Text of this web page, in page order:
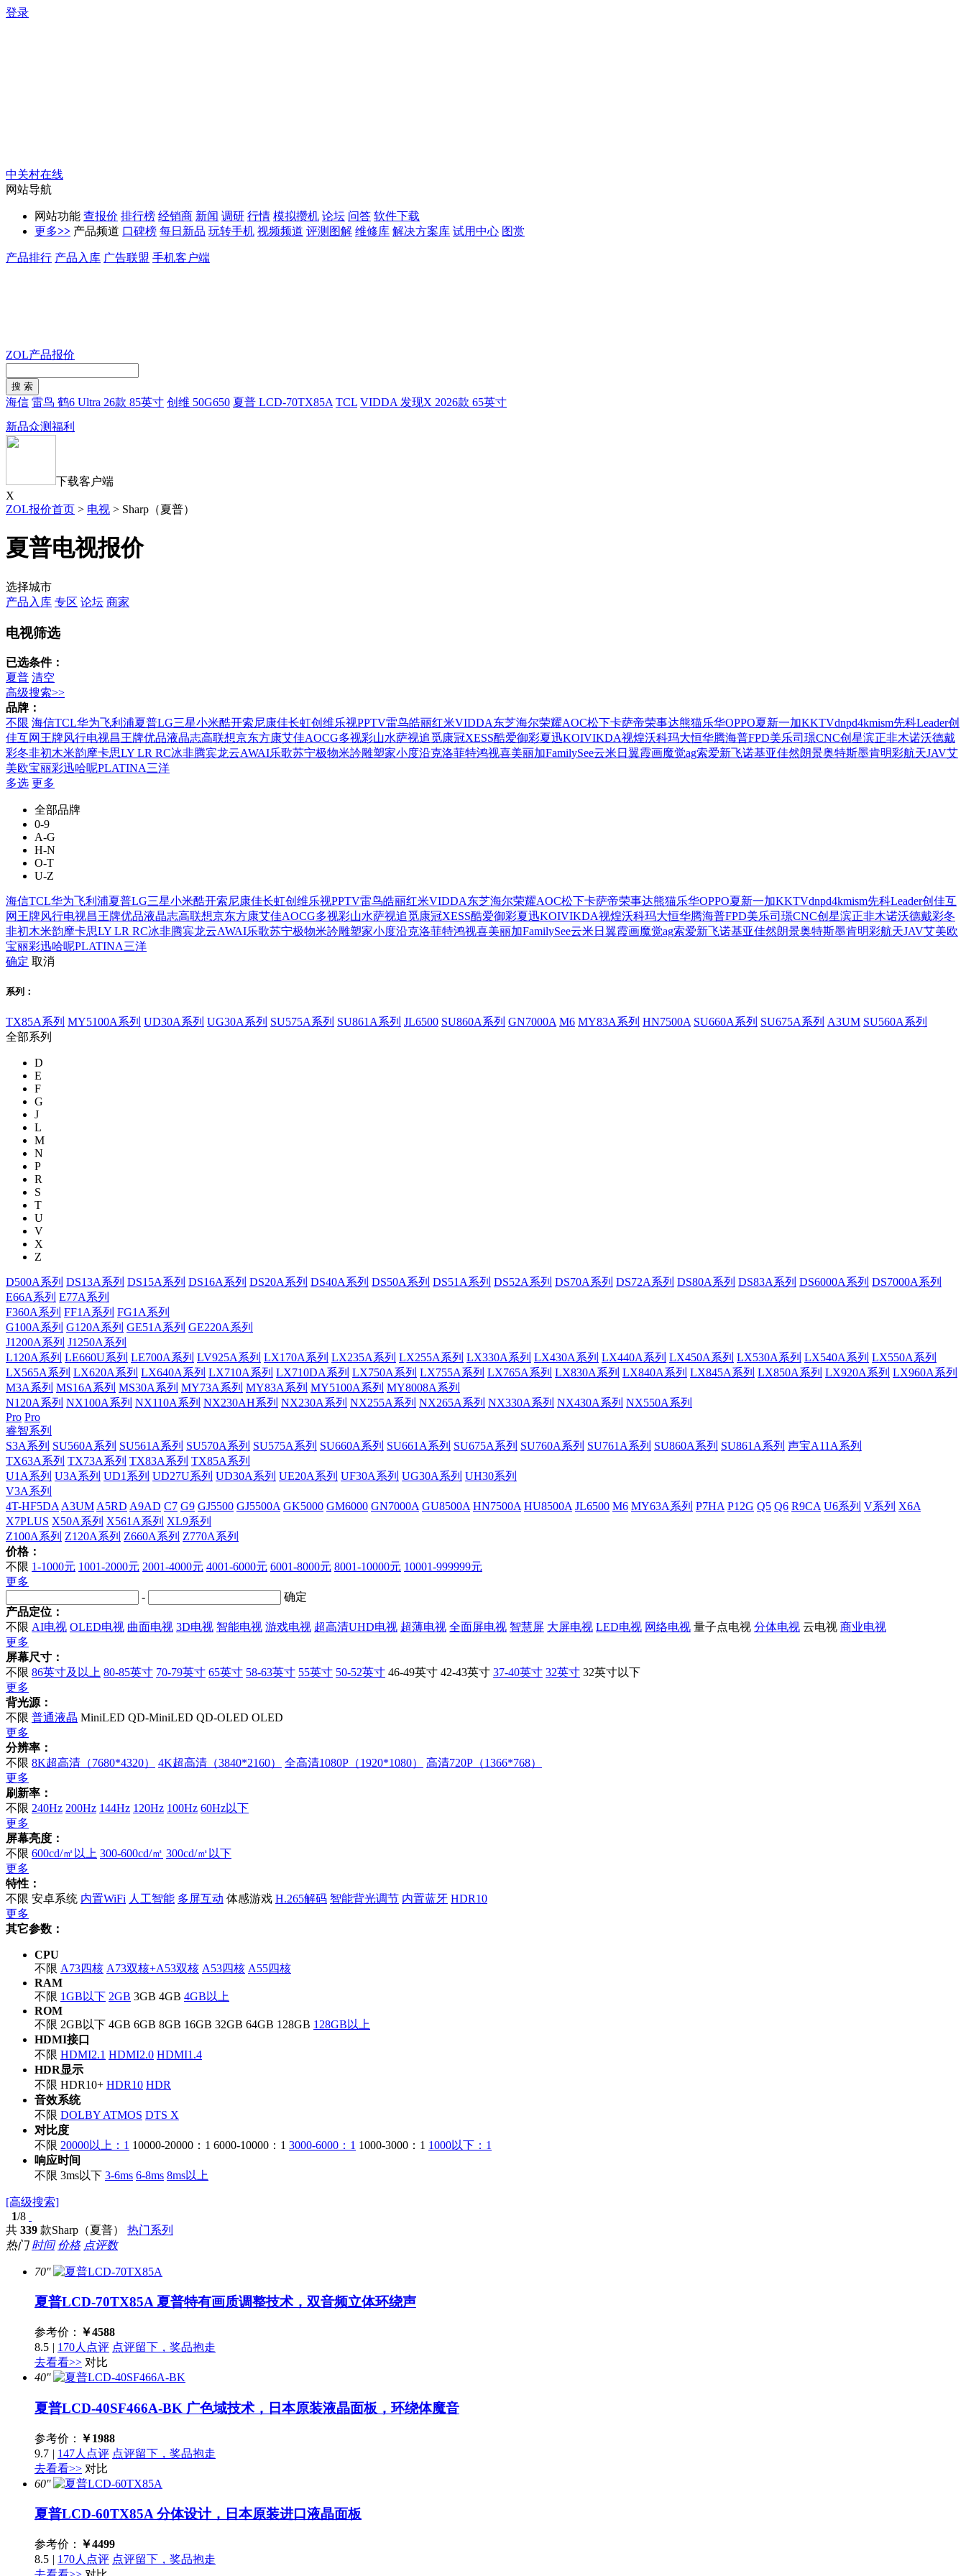
登录
中关村在线
网站导航
网站功能 查报价 排行榜 经销商 新闻 调研 行情 模拟攒机 论坛 问答 软件下载
更多>> 产品频道 口碑榜 每日新品 玩转手机 视频频道 评测图解 维修库 解决方案库 试用中心 图赏
产品排行 产品入库 广告联盟 手机客户端
ZOL产品报价
海信 雷鸟 鹤6 Ultra 26款 85英寸 创维 50G650 夏普 LCD-70TX85A TCL VIDDA 发现X 2026款 65英寸
新品众测福利
下载客户端
X
ZOL报价首页 > 电视 > Sharp（夏普）
夏普电视报价
选择城市
产品入库 专区 论坛 商家
电视筛选
已选条件：
夏普 清空
高级搜索>>
品牌：
不限 海信TCL华为飞利浦夏普LG三星小米酷开索尼康佳长虹创维乐视PPTV雷鸟皓丽红米VIDDA东芝海尔荣耀AOC松下卡萨帝荣事达熊猫乐华OPPO夏新一加KKTVdnpd4kmism先科Leader创
佳互网王牌风行电视昌王牌优品液晶志高联想京东方康艾佳AOCG多视彩山水萨视追觅康冠XESS酷爱御彩夏迅KOIVIKDA视煌沃科玛大恒华腾海普FPD美乐司璟CNC创星滨正非木诺沃德戴
彩冬非初木米韵摩卡思LY LR RC冰非腾宾龙云AWAI乐歌苏宁极物米訡雕塑家小度沿克洛菲特鸿视喜美丽加FamilySee云米日翼霞画魔觉ag索爱新飞诺基亚佳然朗景奥特斯墨肯明彩航天JAV艾
美欧宝丽彩迅哈呢PLATINA三洋
多选 更多
全部品牌
0-9
A-G
H-N
O-T
U-Z
海信TCL华为飞利浦夏普LG三星小米酷开索尼康佳长虹创维乐视PPTV雷鸟皓丽红米VIDDA东芝海尔荣耀AOC松下卡萨帝荣事达熊猫乐华OPPO夏新一加KKTVdnpd4kmism先科Leader创佳互
网王牌风行电视昌王牌优品液晶志高联想京东方康艾佳AOCG多视彩山水萨视追觅康冠XESS酷爱御彩夏迅KOIVIKDA视煌沃科玛大恒华腾海普FPD美乐司璟CNC创星滨正非木诺沃德戴彩冬
非初木米韵摩卡思LY LR RC冰非腾宾龙云AWAI乐歌苏宁极物米訡雕塑家小度沿克洛菲特鸿视喜美丽加FamilySee云米日翼霞画魔觉ag索爱新飞诺基亚佳然朗景奥特斯墨肯明彩航天JAV艾美欧
宝丽彩迅哈呢PLATINA三洋
确定 取消
系列：
TX85A系列 MY5100A系列 UD30A系列 UG30A系列 SU575A系列 SU861A系列 JL6500 SU860A系列 GN7000A M6 MY83A系列 HN7500A SU660A系列 SU675A系列 A3UM SU560A系列
全部系列
D
E
F
G
J
L
M
N
P
R
S
T
U
V
X
Z
D500A系列 DS13A系列 DS15A系列 DS16A系列 DS20A系列 DS40A系列 DS50A系列 DS51A系列 DS52A系列 DS70A系列 DS72A系列 DS80A系列 DS83A系列 DS6000A系列 DS7000A系列
E66A系列 E77A系列
F360A系列 FF1A系列 FG1A系列
G100A系列 G120A系列 GE51A系列 GE220A系列
J1200A系列 J1250A系列
L120A系列 LE660U系列 LE700A系列 LV925A系列 LX170A系列 LX235A系列 LX255A系列 LX330A系列 LX430A系列 LX440A系列 LX450A系列 LX530A系列 LX540A系列 LX550A系列
LX565A系列 LX620A系列 LX640A系列 LX710A系列 LX710DA系列 LX750A系列 LX755A系列 LX765A系列 LX830A系列 LX840A系列 LX845A系列 LX850A系列 LX920A系列 LX960A系列
M3A系列 MS16A系列 MS30A系列 MY73A系列 MY83A系列 MY5100A系列 MY8008A系列
N120A系列 NX100A系列 NX110A系列 NX230AH系列 NX230A系列 NX255A系列 NX265A系列 NX330A系列 NX430A系列 NX550A系列
Pro Pro
睿智系列
S3A系列 SU560A系列 SU561A系列 SU570A系列 SU575A系列 SU660A系列 SU661A系列 SU675A系列 SU760A系列 SU761A系列 SU860A系列 SU861A系列 声宝A11A系列
TX63A系列 TX73A系列 TX83A系列 TX85A系列
U1A系列 U3A系列 UD1系列 UD27U系列 UD30A系列 UE20A系列 UF30A系列 UG30A系列 UH30系列
V3A系列
4T-HF5DA A3UM A5RD A9AD C7 G9 GJ5500 GJ5500A GK5000 GM6000 GN7000A GU8500A HN7500A HU8500A JL6500 M6 MY63A系列 P7HA P12G Q5 Q6 R9CA U6系列 V系列 X6A
X7PLUS X50A系列 X561A系列 XL9系列
Z100A系列 Z120A系列 Z660A系列 Z770A系列
价格：
不限 1-1000元 1001-2000元 2001-4000元 4001-6000元 6001-8000元 8001-10000元 10001-999999元
更多
-
确定
产品定位：
不限 AI电视 OLED电视 曲面电视 3D电视 智能电视 游戏电视 超高清UHD电视 超薄电视 全面屏电视 智慧屏 大屏电视 LED电视 网络电视 量子点电视 分体电视 云电视 商业电视
更多
屏幕尺寸：
不限 86英寸及以上 80-85英寸 70-79英寸 65英寸 58-63英寸 55英寸 50-52英寸 46-49英寸 42-43英寸 37-40英寸 32英寸 32英寸以下
更多
背光源：
不限 普通液晶 MiniLED QD-MiniLED QD-OLED OLED
更多
分辨率：
不限 8K超高清（7680*4320） 4K超高清（3840*2160） 全高清1080P（1920*1080）
高清720P（1366*768）
更多
刷新率：
不限 240Hz 200Hz 144Hz 120Hz 100Hz 60Hz以下
更多
屏幕亮度：
不限 600cd/㎡以上 300-600cd/㎡ 300cd/㎡以下
更多
特性：
不限 安卓系统 内置WiFi 人工智能 多屏互动 体感游戏 H.265解码 智能背光调节 内置蓝牙 HDR10
更多
其它参数：
CPU
不限 A73四核 A73双核+A53双核 A53四核 A55四核
RAM
不限 1GB以下 2GB 3GB 4GB 4GB以上
ROM
不限 2GB以下 4GB 6GB 8GB 16GB 32GB 64GB 128GB 128GB以上
HDMI接口
不限 HDMI2.1 HDMI2.0 HDMI1.4
HDR显示
不限 HDR10+ HDR10 HDR
音效系统
不限 DOLBY ATMOS DTS X
对比度
不限 20000以上：1 10000-20000：1 6000-10000：1 3000-6000：1 1000-3000：1 1000以下：1
响应时间
不限 3ms以下 3-6ms 6-8ms 8ms以上
[高级搜索]
1/8
共 339 款Sharp（夏普）
热门系列
热门 时间 价格 点评数
70''
夏普LCD-70TX85A 夏普特有画质调整技术，双音频立体环绕声
参考价： ￥4588
8.5 | 170人点评 点评留下，奖品抱走
去看看>> 对比
40''
夏普LCD-40SF466A-BK 广色域技术，日本原装液晶面板，环绕体魔音
参考价： ￥1988
9.7 | 147人点评 点评留下，奖品抱走
去看看>> 对比
60''
夏普LCD-60TX85A分体设计，日本原装进口液晶面板
参考价： ￥4499
8.5 | 170人点评 点评留下，奖品抱走